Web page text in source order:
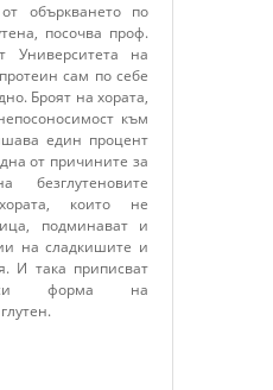
объркването по
посочва проф.
Университета на
сам по себе
Броят на хората,
към
един процент
от причините за
безглутеновите
които не
подминават и
на сладкишите и
И така приписват
си форма на